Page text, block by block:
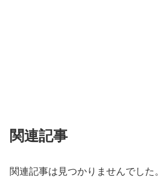
関連記事
関連記事は見つかりませんでした。